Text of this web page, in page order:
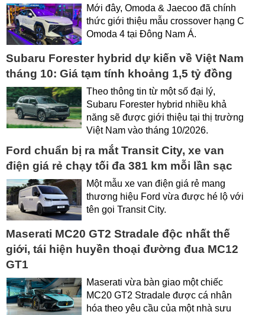
Mới đây, Omoda & Jaecoo đã chính
thức giới thiệu mẫu crossover hạng C
Omoda 4 tại Đông Nam Á.
Subaru Forester hybrid dự kiến về Việt Nam
tháng 10: Giá tạm tính khoảng 1,5 tỷ đồng
Theo thông tin từ một số đại lý,
Subaru Forester hybrid nhiều khả
năng sẽ được giới thiệu tại thị trường
Việt Nam vào tháng 10/2026.
Ford chuẩn bị ra mắt Transit City, xe van
điện giá rẻ chạy tối đa 381 km mỗi lần sạc
Một mẫu xe van điện giá rẻ mang
thương hiệu Ford vừa được hé lộ với
tên gọi Transit City.
Maserati MC20 GT2 Stradale độc nhất thế
giới, tái hiện huyền thoại đường đua MC12
GT1
Maserati vừa bàn giao một chiếc
MC20 GT2 Stradale được cá nhân
hóa theo yêu cầu của một nhà sưu